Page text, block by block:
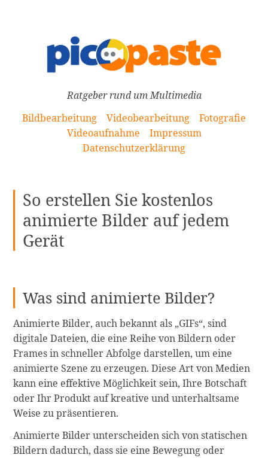
Ratgeber rund um Multimedia
Bildbearbeitung
Videobearbeitung
Fotografie
Videoaufnahme
Impressum
Datenschutzerklärung
So erstellen Sie kostenlos
animierte Bilder auf jedem
Gerät
Was sind animierte Bilder?
Animierte Bilder, auch bekannt als „GIFs“, sind
digitale Dateien, die eine Reihe von Bildern oder
Frames in schneller Abfolge darstellen, um eine
animierte Szene zu erzeugen. Diese Art von Medien
kann eine effektive Möglichkeit sein, Ihre Botschaft
oder Ihr Produkt auf kreative und unterhaltsame
Weise zu präsentieren.
Animierte Bilder unterscheiden sich von statischen
Bildern dadurch, dass sie eine Bewegung oder